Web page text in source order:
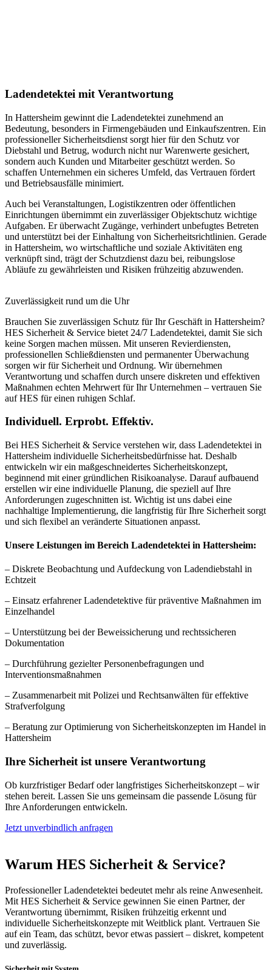
Ladendetektei mit Verantwortung
In Hattersheim gewinnt die Ladendetektei zunehmend an
Bedeutung, besonders in Firmengebäuden und Einkaufszentren. Ein
professioneller Sicherheitsdienst sorgt hier für den Schutz vor
Diebstahl und Betrug, wodurch nicht nur Warenwerte gesichert,
sondern auch Kunden und Mitarbeiter geschützt werden. So
schaffen Unternehmen ein sicheres Umfeld, das Vertrauen fördert
und Betriebsausfälle minimiert.
Auch bei Veranstaltungen, Logistikzentren oder öffentlichen
Einrichtungen übernimmt ein zuverlässiger Objektschutz wichtige
Aufgaben. Er überwacht Zugänge, verhindert unbefugtes Betreten
und unterstützt bei der Einhaltung von Sicherheitsrichtlinien. Gerade
in Hattersheim, wo wirtschaftliche und soziale Aktivitäten eng
verknüpft sind, trägt der Schutzdienst dazu bei, reibungslose
Abläufe zu gewährleisten und Risiken frühzeitig abzuwenden.
Zuverlässigkeit rund um die Uhr
Brauchen Sie zuverlässigen Schutz für Ihr Geschäft in Hattersheim?
HES Sicherheit & Service bietet 24/7 Ladendetektei, damit Sie sich
keine Sorgen machen müssen. Mit unseren Revierdiensten,
professionellen Schließdiensten und permanenter Überwachung
sorgen wir für Sicherheit und Ordnung. Wir übernehmen
Verantwortung und schaffen durch unsere diskreten und effektiven
Maßnahmen echten Mehrwert für Ihr Unternehmen – vertrauen Sie
auf HES für einen ruhigen Schlaf.
Individuell. Erprobt. Effektiv.
Bei HES Sicherheit & Service verstehen wir, dass Ladendetektei in
Hattersheim individuelle Sicherheitsbedürfnisse hat. Deshalb
entwickeln wir ein maßgeschneidertes Sicherheitskonzept,
beginnend mit einer gründlichen Risikoanalyse. Darauf aufbauend
erstellen wir eine individuelle Planung, die speziell auf Ihre
Anforderungen zugeschnitten ist. Wichtig ist uns dabei eine
nachhaltige Implementierung, die langfristig für Ihre Sicherheit sorgt
und sich flexibel an veränderte Situationen anpasst.
Unsere Leistungen im Bereich Ladendetektei in Hattersheim:
– Diskrete Beobachtung und Aufdeckung von Ladendiebstahl in
Echtzeit
– Einsatz erfahrener Ladendetektive für präventive Maßnahmen im
Einzelhandel
– Unterstützung bei der Beweissicherung und rechtssicheren
Dokumentation
– Durchführung gezielter Personenbefragungen und
Interventionsmaßnahmen
– Zusammenarbeit mit Polizei und Rechtsanwälten für effektive
Strafverfolgung
– Beratung zur Optimierung von Sicherheitskonzepten im Handel in
Hattersheim
Ihre Sicherheit ist unsere Verantwortung
Ob kurzfristiger Bedarf oder langfristiges Sicherheitskonzept – wir
stehen bereit. Lassen Sie uns gemeinsam die passende Lösung für
Ihre Anforderungen entwickeln.
Jetzt unverbindlich anfragen
Warum HES Sicherheit & Service?
Professioneller Ladendetektei bedeutet mehr als reine Anwesenheit.
Mit HES Sicherheit & Service gewinnen Sie einen Partner, der
Verantwortung übernimmt, Risiken frühzeitig erkennt und
individuelle Sicherheitskonzepte mit Weitblick plant. Vertrauen Sie
auf ein Team, das schützt, bevor etwas passiert – diskret, kompetent
und zuverlässig.